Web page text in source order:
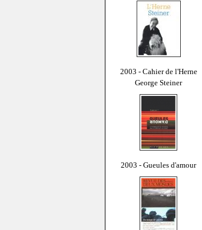
2003 - Cahier de l'Herne
George Steiner
2003 - Gueules d'amour